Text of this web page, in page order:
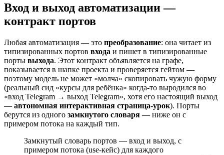
Вход и выход автоматизации —
контракт портов
Любая автоматизация — это преобразование: она читает из
типизированных портов входа и пишет в типизированные
порты выхода. Этот контракт объявляется на графе,
показывается в шапке проекта и проверяется гейтом —
поэтому модель не может «молча» скопировать чужую форму
(реальный сид «курсы для ребёнка» когда-то выродился во
«вход Telegram → выход Telegram», хотя его настоящий выход
— автономная интерактивная страница-урок). Порты
берутся из одного замкнутого словаря — ниже он с
примером потока на каждый тип.
Замкнутый словарь портов — вход и выход, с
примером потока (use-кейс) для каждого